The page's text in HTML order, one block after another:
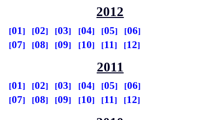
2012
01 02 03 04 05
06
07
08 09 10 11 12
2011
01 02 03 04 05
06
07
08 09 10 11 12